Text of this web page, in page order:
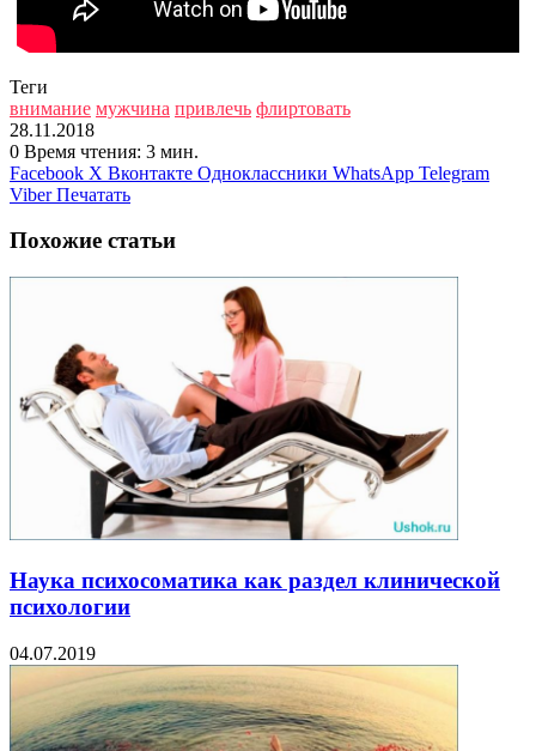
Теги
внимание мужчина привлечь флиртовать
28.11.2018
0 Время чтения: 3 мин.
Facebook X Вконтакте Одноклассники WhatsApp Telegram
Viber Печатать
Похожие статьи
Наука психосоматика как раздел клинической
психологии
04.07.2019